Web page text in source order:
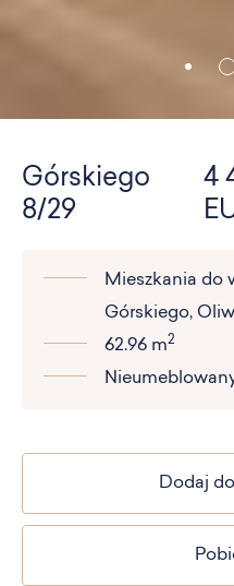
Górskiego
8/29
4
Mieszkania do
Górskiego,
62.96 m2
Dodaj